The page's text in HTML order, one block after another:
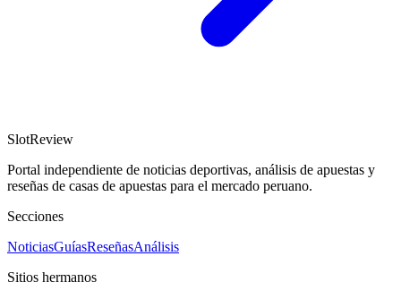
SlotReview
Portal independiente de noticias deportivas, análisis de apuestas y
reseñas de casas de apuestas para el mercado peruano.
Secciones
NoticiasGuíasReseñasAnálisis
Sitios hermanos